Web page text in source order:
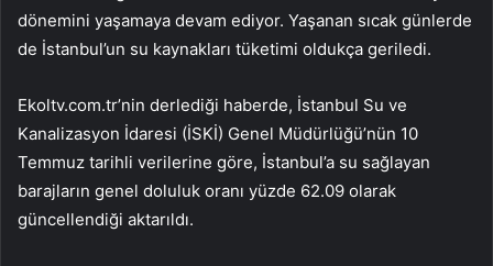
dönemini yaşamaya devam ediyor. Yaşanan sıcak günlerde
de İstanbul’un su kaynakları tüketimi oldukça geriledi.
Ekoltv.com.tr’nin derlediği haberde, İstanbul Su ve
Kanalizasyon İdaresi (İSKİ) Genel Müdürlüğü’nün 10
Temmuz tarihli verilerine göre, İstanbul’a su sağlayan
barajların genel doluluk oranı yüzde 62.09 olarak
güncellendiği aktarıldı.